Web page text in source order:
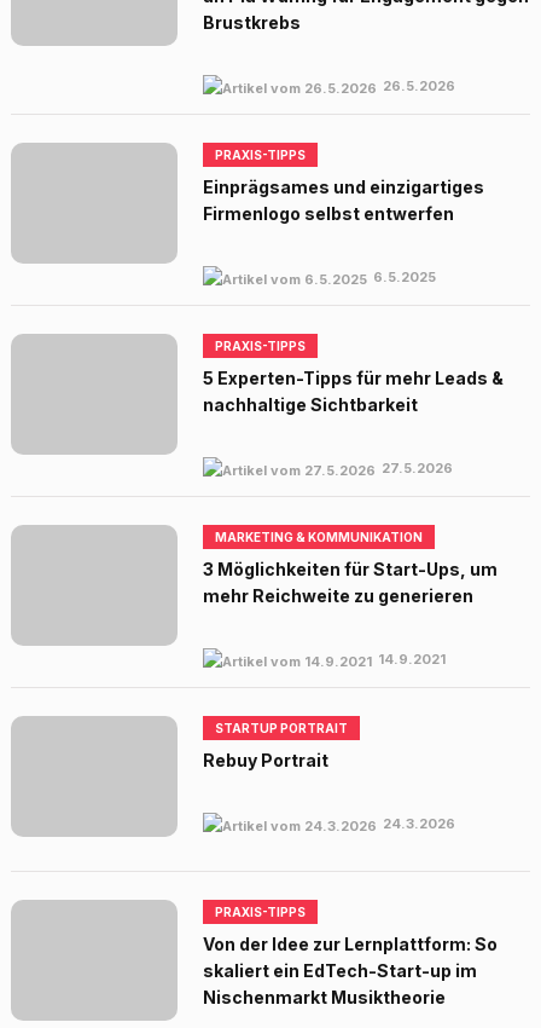
Brustkrebs
26.5.2026
PRAXIS-TIPPS
Einprägsames und einzigartiges
Firmenlogo selbst entwerfen
6.5.2025
PRAXIS-TIPPS
5 Experten-Tipps für mehr Leads &
nachhaltige Sichtbarkeit
27.5.2026
MARKETING & KOMMUNIKATION
3 Möglichkeiten für Start-Ups, um
mehr Reichweite zu generieren
14.9.2021
STARTUP PORTRAIT
Rebuy Portrait
24.3.2026
PRAXIS-TIPPS
Von der Idee zur Lernplattform: So
skaliert ein EdTech-Start-up im
Nischenmarkt Musiktheorie